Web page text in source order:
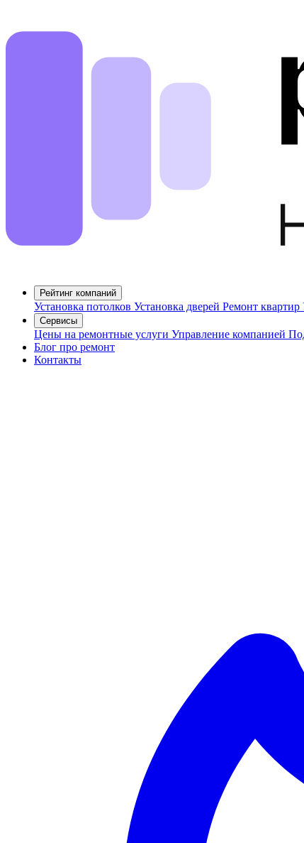
Рейтинг компаний
Установка потолков Установка дверей Ремонт квартир
Сервисы
Цены на ремонтные услуги Управление компанией
Блог про ремонт
Контакты